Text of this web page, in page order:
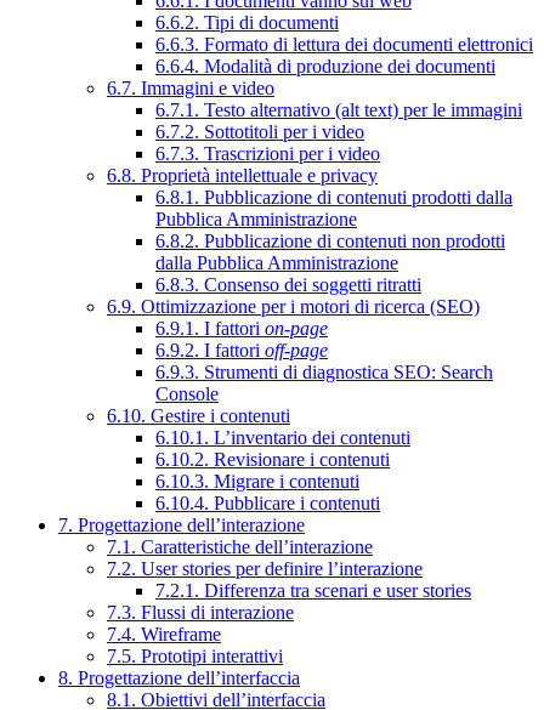
6.6.2. Tipi di documenti
6.6.3. Formato di lettura dei documenti elettronici
6.6.4. Modalità di produzione dei documenti
6.7. Immagini e video
6.7.1. Testo alternativo (alt text) per le immagini
6.7.2. Sottotitoli per i video
6.7.3. Trascrizioni per i video
6.8. Proprietà intellettuale e privacy
6.8.1. Pubblicazione di contenuti prodotti dalla
Pubblica Amministrazione
6.8.2. Pubblicazione di contenuti non prodotti
dalla Pubblica Amministrazione
6.8.3. Consenso dei soggetti ritratti
6.9. Ottimizzazione per i motori di ricerca (SEO)
6.9.1. I fattori on-page
6.9.2. I fattori off-page
6.9.3. Strumenti di diagnostica SEO: Search
Console
6.10. Gestire i contenuti
6.10.1. L’inventario dei contenuti
6.10.2. Revisionare i contenuti
6.10.3. Migrare i contenuti
6.10.4. Pubblicare i contenuti
7. Progettazione dell’interazione
7.1. Caratteristiche dell’interazione
7.2. User stories per definire l’interazione
7.2.1. Differenza tra scenari e user stories
7.3. Flussi di interazione
7.4. Wireframe
7.5. Prototipi interattivi
8. Progettazione dell’interfaccia
8.1. Obiettivi dell’interfaccia